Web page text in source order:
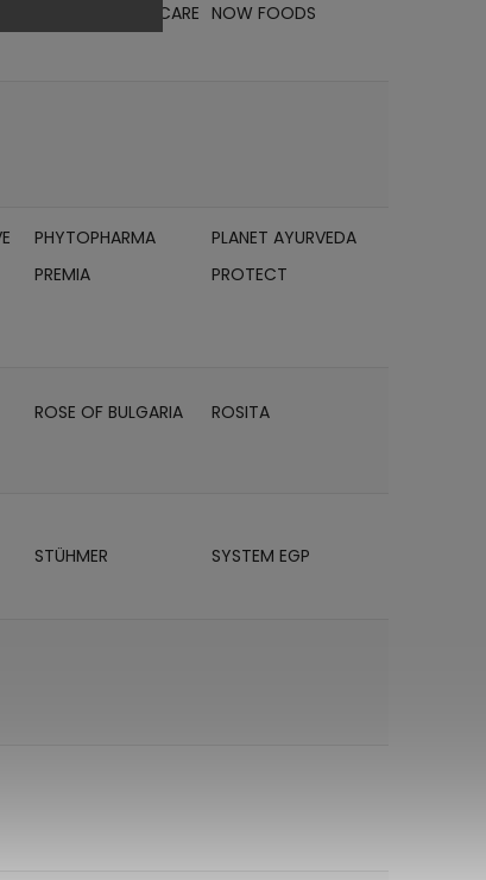
NORDICS ORAL CARE NOW FOODS
PHYTOPHARMA
PLANET AYURVEDA
PREMIA PROTECT
ROSE OF BULGARIA
ROSITA
STÜHMER SYSTEM EGP